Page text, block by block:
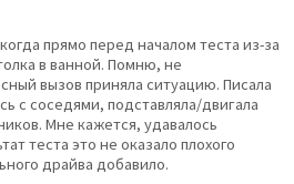
прямо перед началом теста из-за
в ванной. Помню, не
вызов приняла ситуацию. Писала
с соседями, подставляла/двигала
Мне кажется, удавалось
теста это не оказало плохого
драйва добавило.